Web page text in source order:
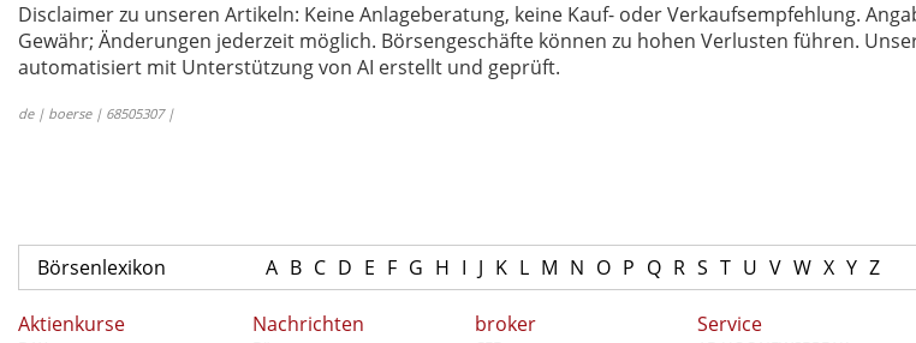
Disclaimer zu unseren Artikeln: Keine Anlageberatung, keine Kauf- oder Verkaufsempfehlung.
Gewähr; Änderungen jederzeit möglich. Börsengeschäfte können zu hohen Verlusten führen.
automatisiert mit Unterstützung von AI erstellt und geprüft.
de | boerse | 68505307 |
Börsenlexikon A B C D E F G H I J K L M N O P Q R S T U V W X Y Z
Aktienkurse Nachrichten broker Service